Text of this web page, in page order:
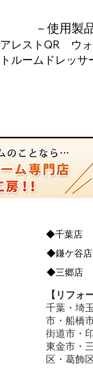
－​使用製
アレストQR
ルームドレッサ
◆千葉店
◆鎌ケ谷
◆三郷店
【リフォ
千葉・埼
市・船橋
街道市・
東金市・
区・葛飾